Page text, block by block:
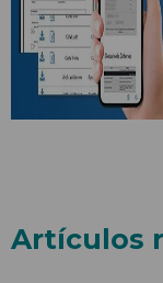
Artículos